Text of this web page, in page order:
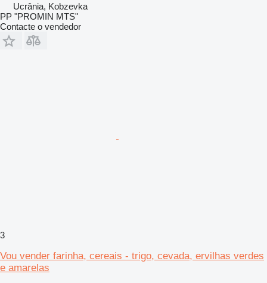
Ucrânia, Kobzevka
PP "PROMIN MTS"
Contacte o vendedor
3
Vou vender farinha, cereais - trigo, cevada, ervilhas verdes
e amarelas